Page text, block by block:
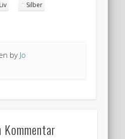
Liv Silber
by Jo